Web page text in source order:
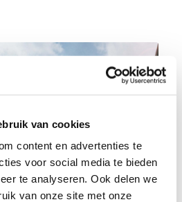
van cookies
content en advertenties te
voor social media te bieden
te analyseren. Ook delen we
van onze site met onze